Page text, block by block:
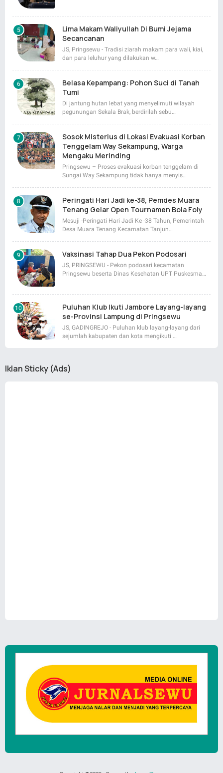
Lima Makam Waliyullah Di Bumi Jejama
Secancanan
JS, Pringsewu - Tradisi ziarah makam para wali, kiai,
dan para leluhur yang dilakukan w…
Belasa Kepampang: Pohon Suci di Tanah
Tumi
Di jantung hutan lebat yang menyelimuti wilayah
pegunungan Sekala Brak, berdirilah sebu…
Sosok Misterius di Lokasi Evakuasi Korban
Tenggelam Way Sekampung, Warga
Mengaku Merinding
Pringsewu – Proses evakuasi korban tenggelam di
Sungai Way Sekampung tidak hanya menyis…
Peringati Hari Jadi ke-38, Pemdes Muara
Tenang Gelar Open Tournamen Bola Foly
Mesuji -Peringati Hari Jadi Ke -38 Tahun, Pemerintah
Desa Muara Tenang Kecamatan Tanjun…
Vaksinasi Tahap Dua Pekon Podosari
JS, PRINGSEWU - Pekon podosari kecamatan
Pringsewu beserta Dinas Kesehatan UPT Puskesma…
Puluhan Klub Ikuti Jambore Layang-layang
se-Provinsi Lampung di Pringsewu
JS, GADINGREJO - Puluhan klub layang-layang dari
sejumlah kabupaten dan kota mengikuti …
Iklan Sticky (Ads)